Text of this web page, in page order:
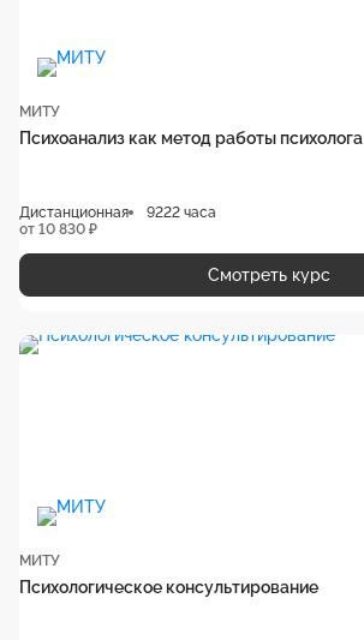
МИТУ
Психоанализ как метод работы психолога
Дистанционная
9222 часа
от 10 830 ₽
Смотреть курс
МИТУ
Психологическое консультирование